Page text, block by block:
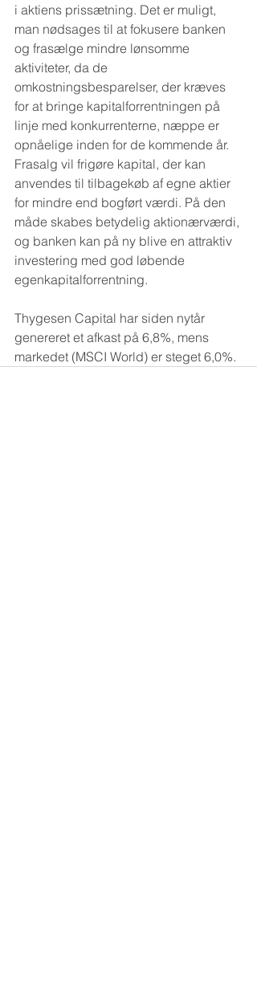
i aktiens prissætning. Det er muligt,
man nødsages til at fokusere banken
og frasælge mindre lønsomme
aktiviteter, da de
omkostningsbesparelser, der kræves
for at bringe kapitalforrentningen på
linje med konkurrenterne, næppe er
opnåelige inden for de kommende år.
Frasalg vil frigøre kapital, der kan
anvendes til tilbagekøb af egne aktier
for mindre end bogført værdi. På den
måde skabes betydelig aktionærværdi,
og banken kan på ny blive en attraktiv
investering med god løbende
egenkapitalforrentning.
Thygesen Capital har siden nytår
genereret et afkast på 6,8%, mens
markedet (MSCI World) er steget 6,0%.